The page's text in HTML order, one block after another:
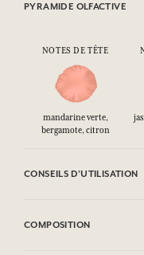
PYRAMIDE OLFACTIVE
NOTES DE TÊTE
mandarine verte,
bergamote, citron
CONSEILS D'UTILISATION
COMPOSITION